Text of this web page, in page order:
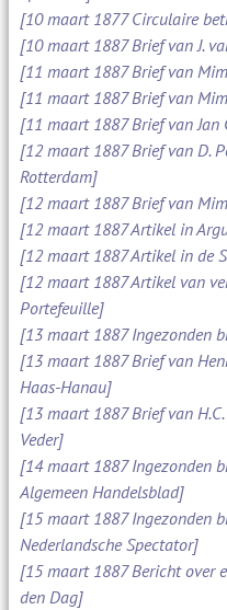
[10 maart 1877 Circulaire
[10 maart 1887 Brief van J.
[11 maart 1887 Brief van
[11 maart 1887 Brief van
[11 maart 1887 Brief van Jan
[12 maart 1887 Brief van D.
Rotterdam]
[12 maart 1887 Brief van
[12 maart 1887 Artikel in
[12 maart 1887 Artikel in de
[12 maart 1887 Artikel van
Portefeuille]
[13 maart 1887 Ingezonden
[13 maart 1887 Brief van
Haas-Hanau]
[13 maart 1887 Brief van
Veder]
[14 maart 1887 Ingezonden
Algemeen Handelsblad]
[15 maart 1887 Ingezonden
Nederlandsche Spectator]
[15 maart 1887 Bericht over
den Dag]